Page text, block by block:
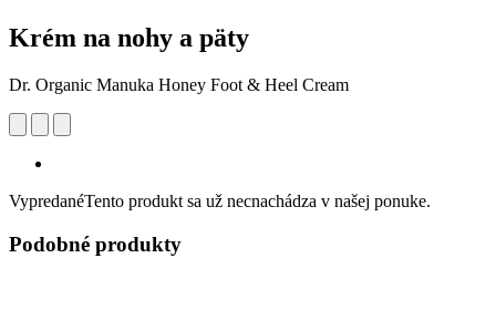
Krém na nohy a päty
Dr. Organic Manuka Honey Foot & Heel Cream
VypredanéTento produkt sa už necnachádza v našej ponuke.
Podobné produkty